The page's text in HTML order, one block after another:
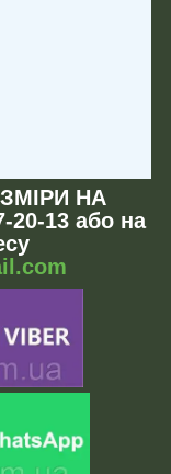
НА
13 або на